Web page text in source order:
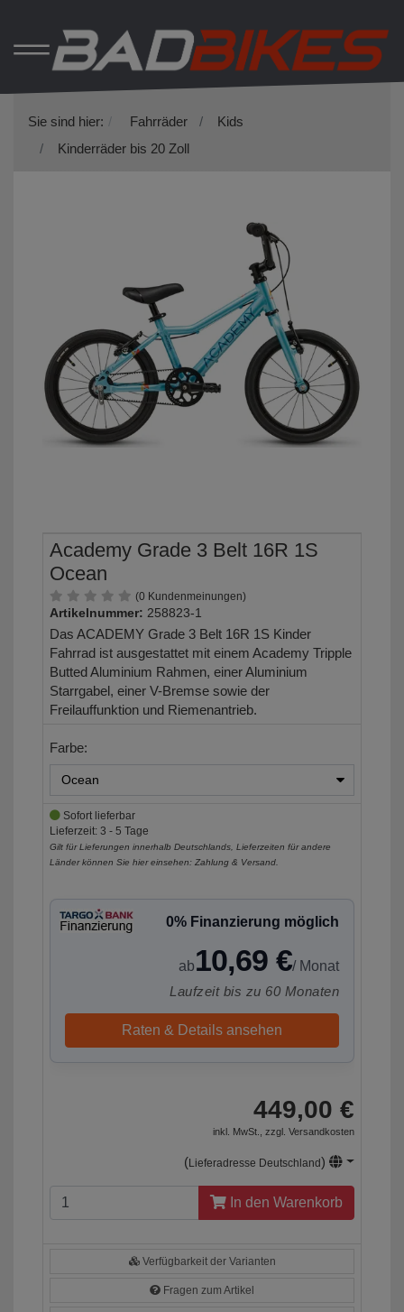
Sie sind hier: Fahrräder
Kids
Kinderräder bis 20 Zoll
Academy Grade 3 Belt 16R 1S
Ocean
(0 Kundenmeinungen)
Artikelnummer: 258823-1
Das ACADEMY Grade 3 Belt 16R 1S Kinder
Fahrrad ist ausgestattet mit einem Academy Tripple
Butted Aluminium Rahmen, einer Aluminium
Starrgabel, einer V-Bremse sowie der
Freilauffunktion und Riemenantrieb.
Farbe:
Sofort lieferbar
Lieferzeit: 3 - 5 Tage
Gilt für Lieferungen innerhalb Deutschlands, Lieferzeiten für andere
Länder können Sie hier einsehen: Zahlung & Versand
0% Finanzierung möglich
ab10,69 €/ Monat
Laufzeit bis zu 60 Monaten
Raten & Details ansehen
449,00 €
inkl. MwSt., zzgl. Versandkosten
(Lieferadresse Deutschland)
In den Warenkorb
Verfügbarkeit der Varianten
Fragen zum Artikel